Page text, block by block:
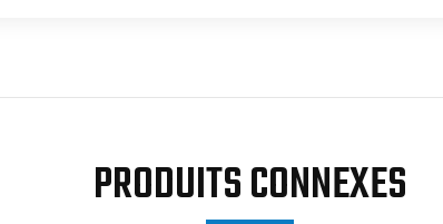
PRODUITS CONNEXES